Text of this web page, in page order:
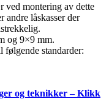
ved montering av dette
andre låskasser der
og 9×9 mm.
standarder:
og teknikker – Klikk